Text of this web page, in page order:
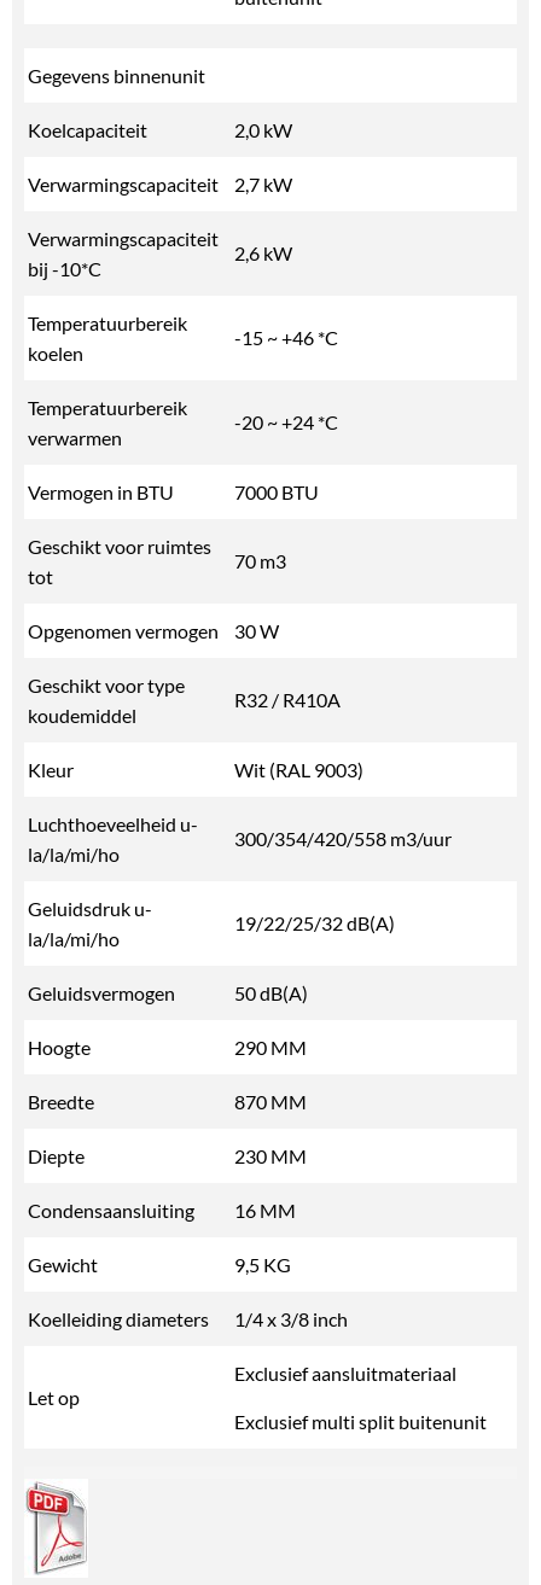
Gegevens binnenunit
Koelcapaciteit 2,0 kW
Verwarmingscapaciteit 2,7 kW
Verwarmingscapaciteit
bij -10*C
2,6 kW
Temperatuurbereik
koelen
-15 ~ +46 *C
Temperatuurbereik
verwarmen
-20 ~ +24 *C
Vermogen in BTU 7000 BTU
Geschikt voor ruimtes
tot
70 m3
Opgenomen vermogen 30 W
Geschikt voor type
koudemiddel
R32 / R410A
Kleur Wit (RAL 9003)
Luchthoeveelheid u-
la/la/mi/ho
300/354/420/558 m3/uur
Geluidsdruk u-
la/la/mi/ho
19/22/25/32 dB(A)
Geluidsvermogen 50 dB(A)
Hoogte 290 MM
Breedte 870 MM
Diepte 230 MM
Condensaansluiting 16 MM
Gewicht 9,5 KG
Koelleiding diameters 1/4 x 3/8 inch
Let op
Exclusief aansluitmateriaal
Exclusief multi split buitenunit